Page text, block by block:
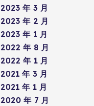
2023 年 3 月
2023 年 2 月
2023 年 1 月
2022 年 8 月
2022 年 1 月
2021 年 3 月
2021 年 1 月
2020 年 7 月